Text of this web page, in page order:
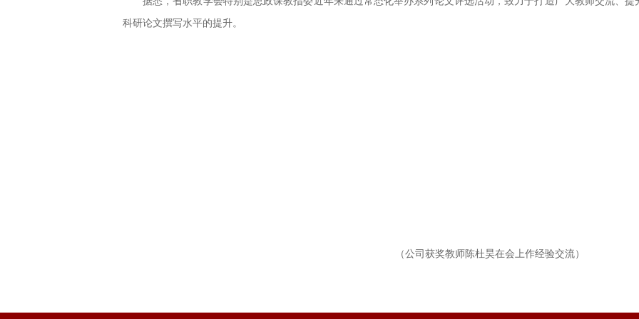
科研论文撰写水平的提升。
（公司获奖教师陈杜昊在会上作经验交流）